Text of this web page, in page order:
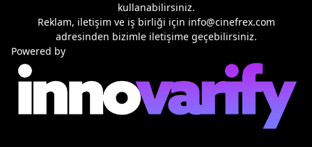
kullanabilirsiniz.
Reklam, iletişim ve iş birliği için info@cinefrex.com
adresinden bizimle iletişime geçebilirsiniz.
Powered by